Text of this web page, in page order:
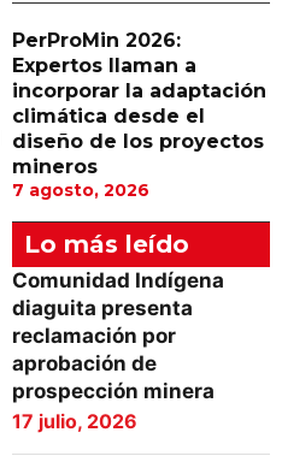
PerProMin 2026:
Expertos llaman a
incorporar la adaptación
climática desde el
diseño de los proyectos
mineros
7 agosto, 2026
Lo más leído
Comunidad Indígena
diaguita presenta
reclamación por
aprobación de
prospección minera
17 julio, 2026